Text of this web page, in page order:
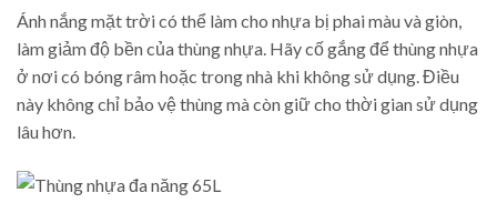
Ánh nắng mặt trời có thể làm cho nhựa bị phai màu và giòn,
làm giảm độ bền của thùng nhựa. Hãy cố gắng để thùng nhựa
ở nơi có bóng râm hoặc trong nhà khi không sử dụng. Điều
này không chỉ bảo vệ thùng mà còn giữ cho thời gian sử dụng
lâu hơn.